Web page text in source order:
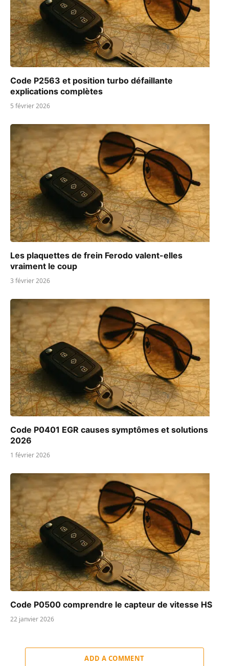
Code P2563 et position turbo défaillante
explications complètes
5 février 2026
Les plaquettes de frein Ferodo valent-elles
vraiment le coup
3 février 2026
Code P0401 EGR causes symptômes et solutions
2026
1 février 2026
Code P0500 comprendre le capteur de vitesse HS
22 janvier 2026
ADD A COMMENT